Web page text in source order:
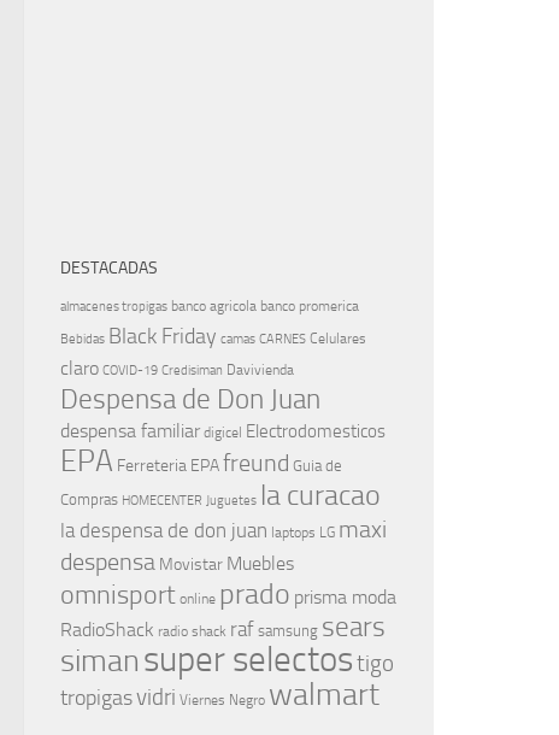
DESTACADAS
almacenes tropigas banco agricola banco promerica
Bebidas Black Friday camas CARNES Celulares
claro COVID-19 Credisiman Davivienda
Despensa de Don Juan
despensa familiar digicel Electrodomesticos
EPA Ferreteria EPAfreund Guia de
Compras HOMECENTER Juguetes la curacao
la despensa de don juan laptops LG maxi
despensa Movistar Muebles
omnisport online prado prisma moda
RadioShack radio shack raf samsung sears
simansuper selectostigo
tropigasvidri Viernes Negro walmart